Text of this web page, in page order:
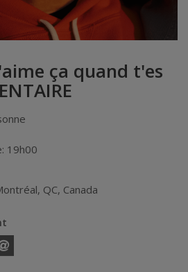
ça quand t'es
19h00
, QC, Canada